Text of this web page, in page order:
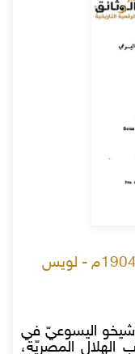
مجلة المشرق - السنة السابعة عام 1904م - لويس
اليسوعيّ في
الهلال المصريّة،